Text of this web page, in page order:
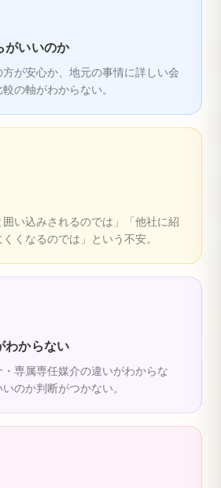
がいいのか
が安心か、地元の事情に詳しい会
の軸がわからない。
囲い込みされるのでは」「他社に紹
くなるのでは」という不安。
わからない
専属専任媒介の違いがわからな
のか判断がつかない。